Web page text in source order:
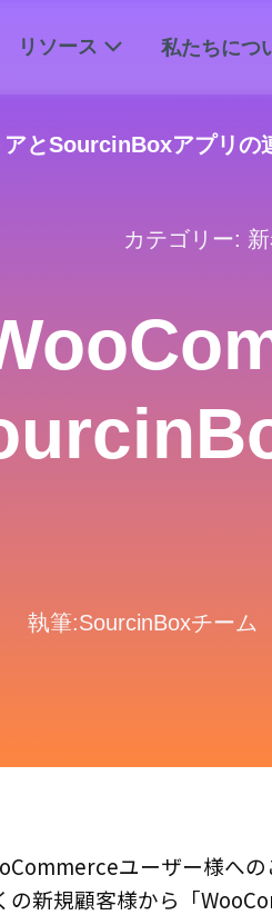
リソース 私たちにつ
とSourcinBoxアプリの
カテゴリー:
執筆:SourcinBoxチーム
ユーザー様への
の新規顧客様から「